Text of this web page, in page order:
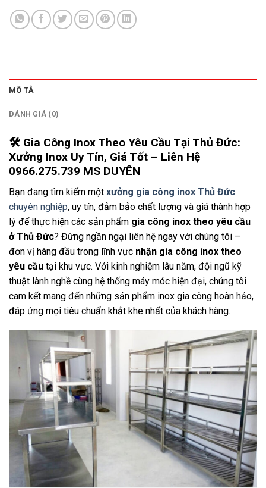
MÔ TẢ
ĐÁNH GIÁ (0)
🛠️ Gia Công Inox Theo Yêu Cầu Tại Thủ Đức:
Xưởng Inox Uy Tín, Giá Tốt – Liên Hệ
0966.275.739 MS DUYÊN
Bạn đang tìm kiếm một xưởng gia công inox Thủ Đức
chuyên nghiệp, uy tín, đảm bảo chất lượng và giá thành hợp
lý để thực hiện các sản phẩm gia công inox theo yêu cầu
ở Thủ Đức? Đừng ngần ngại liên hệ ngay với chúng tôi –
đơn vị hàng đầu trong lĩnh vực nhận gia công inox theo
yêu cầu tại khu vực. Với kinh nghiệm lâu năm, đội ngũ kỹ
thuật lành nghề cùng hệ thống máy móc hiện đại, chúng tôi
cam kết mang đến những sản phẩm inox gia công hoàn hảo,
đáp ứng mọi tiêu chuẩn khắt khe nhất của khách hàng.